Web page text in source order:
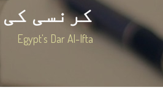
کرنسی
Egypt's Dar Al-Ifta